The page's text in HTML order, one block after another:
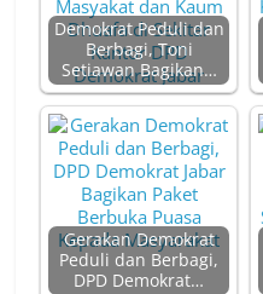
Demokrat Peduli dan
Berbagi, Toni
Setiawan Bagikan…
Gerakan Demokrat
Peduli dan Berbagi,
DPD Demokrat…